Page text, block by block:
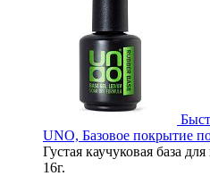
лак Strong, 16 г
Strong для
ногтей.
UNO,